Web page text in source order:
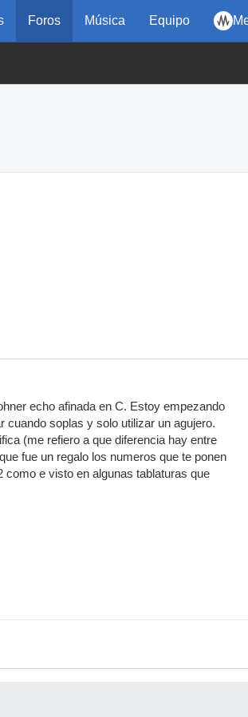
Foros Música Equipo
echo afinada en C. Estoy empezando
soplas y solo utilizar un agujero.
(me refiero a que diferencia hay entre
fue un regalo los numeros que te ponen
como e visto en algunas tablaturas que